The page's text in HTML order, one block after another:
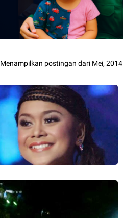
Menampilkan postingan dari Mei, 2014